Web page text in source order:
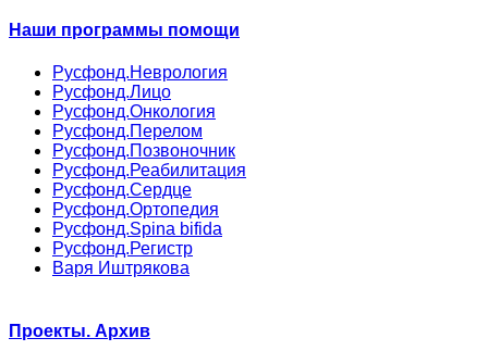
Наши программы помощи
Русфонд.Неврология
Русфонд.Лицо
Русфонд.Онкология
Русфонд.Перелом
Русфонд.Позвоночник
Русфонд.Реабилитация
Русфонд.Сердце
Русфонд.Ортопедия
Русфонд.Spina bifida
Русфонд.Регистр
Варя Иштрякова
Проекты. Архив